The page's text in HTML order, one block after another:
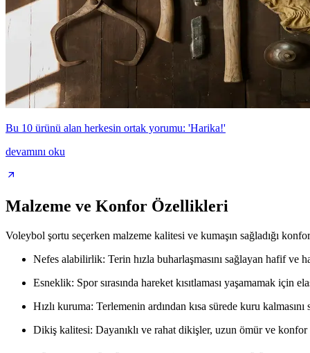
Bu 10 ürünü alan herkesin ortak yorumu: 'Harika!'
devamını oku
Malzeme ve Konfor Özellikleri
Voleybol şortu seçerken malzeme kalitesi ve kumaşın sağladığı
Nefes alabilirlik: Terin hızla buharlaşmasını sağlayan hafif ve
Esneklik: Spor sırasında hareket kısıtlaması yaşamamak için
Hızlı kuruma: Terlemenin ardından kısa sürede kuru
Dikiş kalitesi: Dayanıklı ve rahat dikişler, uzun ömür ve konfor